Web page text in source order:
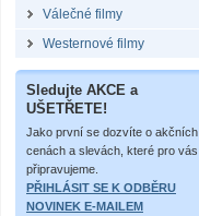
Válečné filmy
Westernové filmy
Sledujte AKCE a
UŠETŘETE!
Jako první se dozvíte o akčních
cenách a slevách, které pro vás
připravujeme.
PŘIHLÁSIT SE K ODBĚRU
NOVINEK E-MAILEM